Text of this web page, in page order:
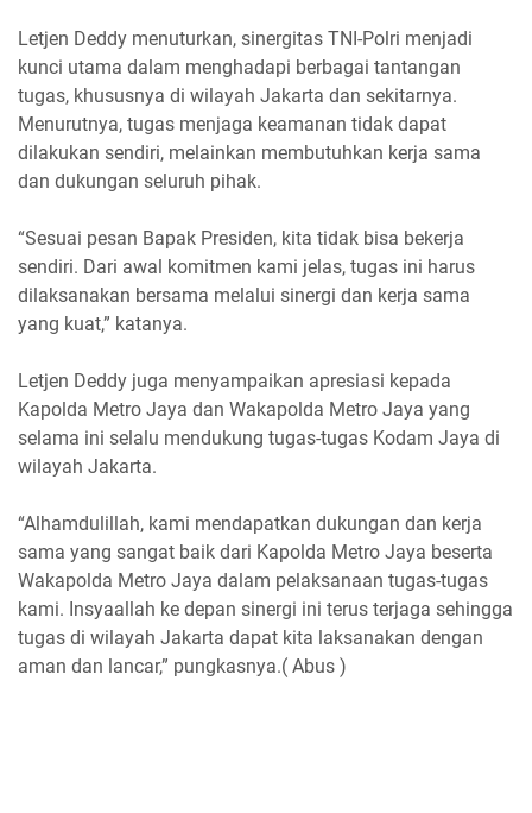
Letjen Deddy menuturkan, sinergitas TNI-Polri menjadi
kunci utama dalam menghadapi berbagai tantangan
tugas, khususnya di wilayah Jakarta dan sekitarnya.
Menurutnya, tugas menjaga keamanan tidak dapat
dilakukan sendiri, melainkan membutuhkan kerja sama
dan dukungan seluruh pihak.
“Sesuai pesan Bapak Presiden, kita tidak bisa bekerja
sendiri. Dari awal komitmen kami jelas, tugas ini harus
dilaksanakan bersama melalui sinergi dan kerja sama
yang kuat,” katanya.
Letjen Deddy juga menyampaikan apresiasi kepada
Kapolda Metro Jaya dan Wakapolda Metro Jaya yang
selama ini selalu mendukung tugas-tugas Kodam Jaya di
wilayah Jakarta.
“Alhamdulillah, kami mendapatkan dukungan dan kerja
sama yang sangat baik dari Kapolda Metro Jaya beserta
Wakapolda Metro Jaya dalam pelaksanaan tugas-tugas
kami. Insyaallah ke depan sinergi ini terus terjaga sehingga
tugas di wilayah Jakarta dapat kita laksanakan dengan
aman dan lancar,” pungkasnya.( Abus )